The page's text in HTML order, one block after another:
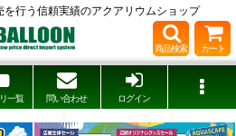
行う信頼実績のアクアリウムショップ
商品検索 カート
一覧 問い合わせ ログイン